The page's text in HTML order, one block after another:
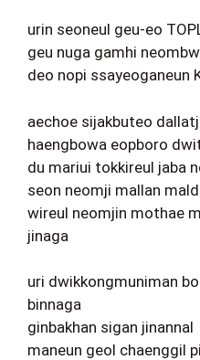
urin seoneul geu-eo
geu nuga gamhi
deo nopi ssayeoganeun
aechoe sijakbuteo
haengbowa eopboro
du mariui tokkireul jaba
seon neomji mallan
wireul neomjin mothae
jinaga
uri dwikkongmuniman
binnaga
ginbakhan sigan jinannal
maneun geol chaenggil